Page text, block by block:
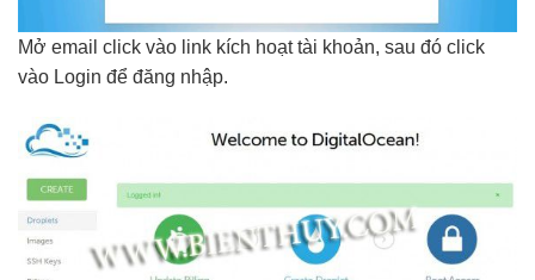
Mở email click vào link kích hoạt tài khoản, sau đó click
vào Login để đăng nhập.